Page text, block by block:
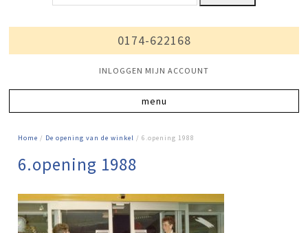
0174-622168
INLOGGEN MIJN ACCOUNT
Home / De opening van de winkel / 6.opening 1988
6.opening 1988